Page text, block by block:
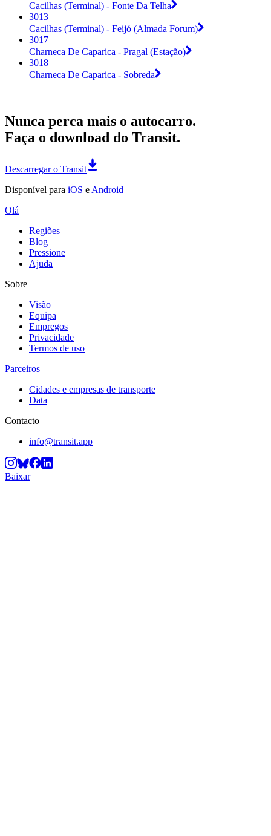
Cacilhas (Terminal) - Fonte Da Telha
3013
Cacilhas (Terminal) - Feijó (Almada Forum)
3017
Charneca De Caparica - Pragal (Estação)
3018
Charneca De Caparica - Sobreda
Nunca perca mais o autocarro.
Faça o download do Transit.
Descarregar o Transit
Disponível para iOS e Android
Olá
Regiões
Blog
Pressione
Ajuda
Sobre
Visão
Equipa
Empregos
Privacidade
Termos de uso
Parceiros
Cidades e empresas de transporte
Data
Contacto
info@transit.app
Baixar